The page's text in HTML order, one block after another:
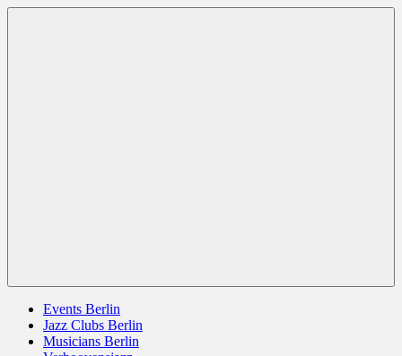
Zum
Events Berlin
Jazz Clubs Berlin
Musicians Berlin